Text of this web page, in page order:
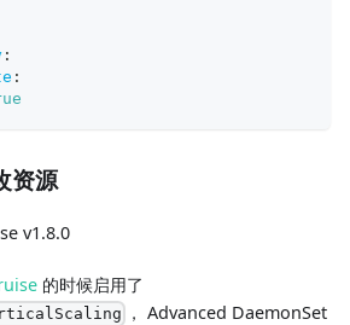
:
:
资源
v1.8.0
的时候启用了
， Advanced DaemonSet